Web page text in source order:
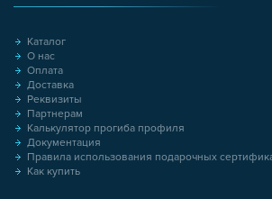
Каталог
О нас
Оплата
Доставка
Реквизиты
Партнерам
Калькулятор прогиба профиля
Документация
Правила использования подарочных
Как купить